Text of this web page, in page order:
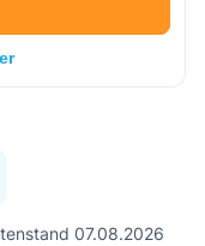
07.08.2026